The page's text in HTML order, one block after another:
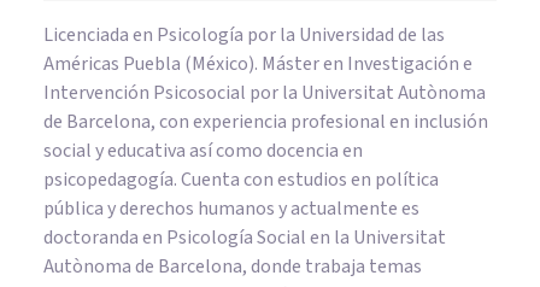
Licenciada en Psicología por la Universidad de las
Américas Puebla (México). Máster en Investigación e
Intervención Psicosocial por la Universitat Autònoma
de Barcelona, con experiencia profesional en inclusión
social y educativa así como docencia en
psicopedagogía. Cuenta con estudios en política
pública y derechos humanos y actualmente es
doctoranda en Psicología Social en la Universitat
Autònoma de Barcelona, donde trabaja temas